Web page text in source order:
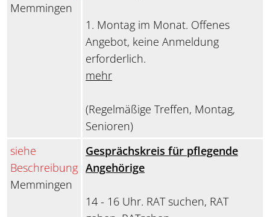
Memmingen
1. Montag im Monat. Offenes
Angebot, keine Anmeldung
erforderlich.
mehr
(Regelmäßige Treffen, Montag,
Senioren)
siehe
Beschreibung
Memmingen
Gesprächskreis für pflegende
Angehörige
14 - 16 Uhr. RAT suchen, RAT